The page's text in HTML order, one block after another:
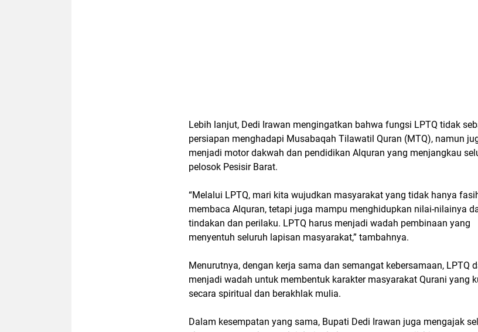
Lebih lanjut, Dedi Irawan mengingatkan bahwa fungsi LPTQ tidak
persiapan menghadapi Musabaqah Tilawatil Quran (MTQ), namun
menjadi motor dakwah dan pendidikan Alquran yang menjangkau
pelosok Pesisir Barat.
“Melalui LPTQ, mari kita wujudkan masyarakat yang tidak hanya
membaca Alquran, tetapi juga mampu menghidupkan nilai-nilainya
tindakan dan perilaku. LPTQ harus menjadi wadah pembinaan yang
menyentuh seluruh lapisan masyarakat,” tambahnya.
Menurutnya, dengan kerja sama dan semangat kebersamaan, LPTQ
menjadi wadah untuk membentuk karakter masyarakat Qurani yang
secara spiritual dan berakhlak mulia.
Dalam kesempatan yang sama, Bupati Dedi Irawan juga mengajak